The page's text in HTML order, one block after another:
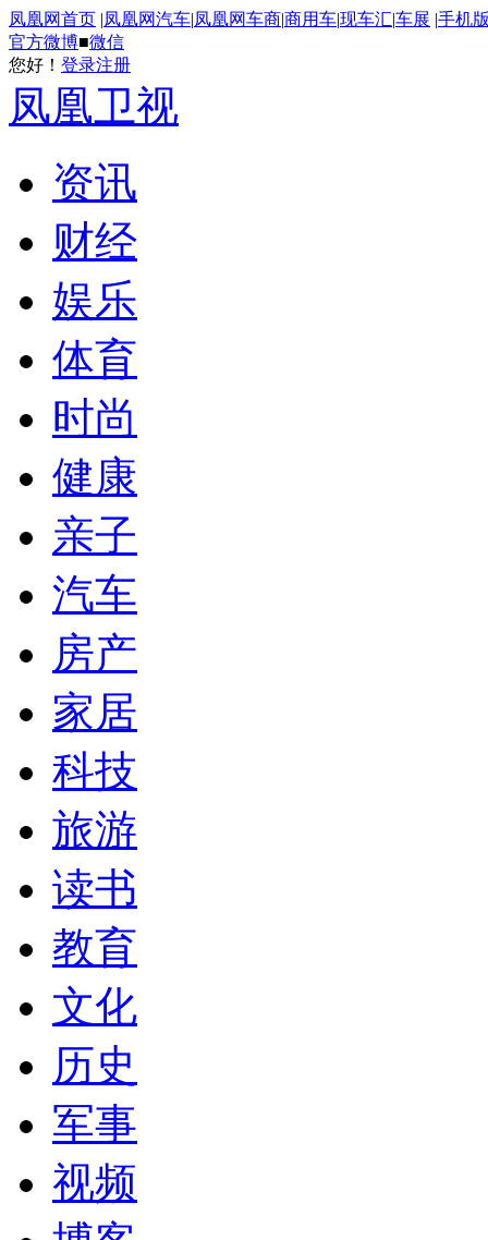
凤凰网首页 |凤凰网汽车|凤凰网车商|商用车|现车汇|车展 |手机
官方微博■微信
您好！ 登录注册
凤凰卫视
资讯
财经
娱乐
体育
时尚
健康
亲子
汽车
房产
家居
科技
旅游
读书
教育
文化
历史
军事
视频